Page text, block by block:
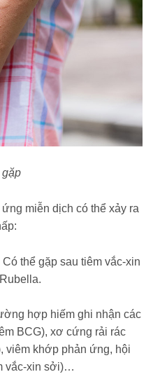
gặp
miễn dịch có thể xảy ra
thể gặp sau tiêm vắc-xin
hợp hiếm ghi nhận các
BCG), xơ cứng rải rác
viêm khớp phản ứng, hội
vắc-xin sởi)…